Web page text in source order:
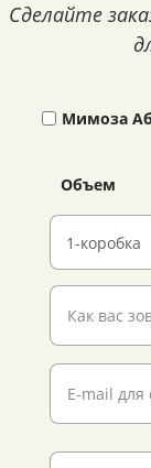
Сделайте
Мимоза
Объем